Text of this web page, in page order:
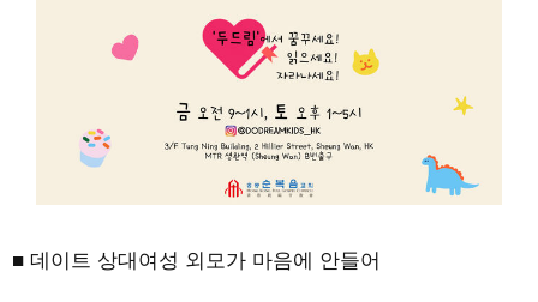
■ 데이트 상대여성 외모가 마음에 안들어